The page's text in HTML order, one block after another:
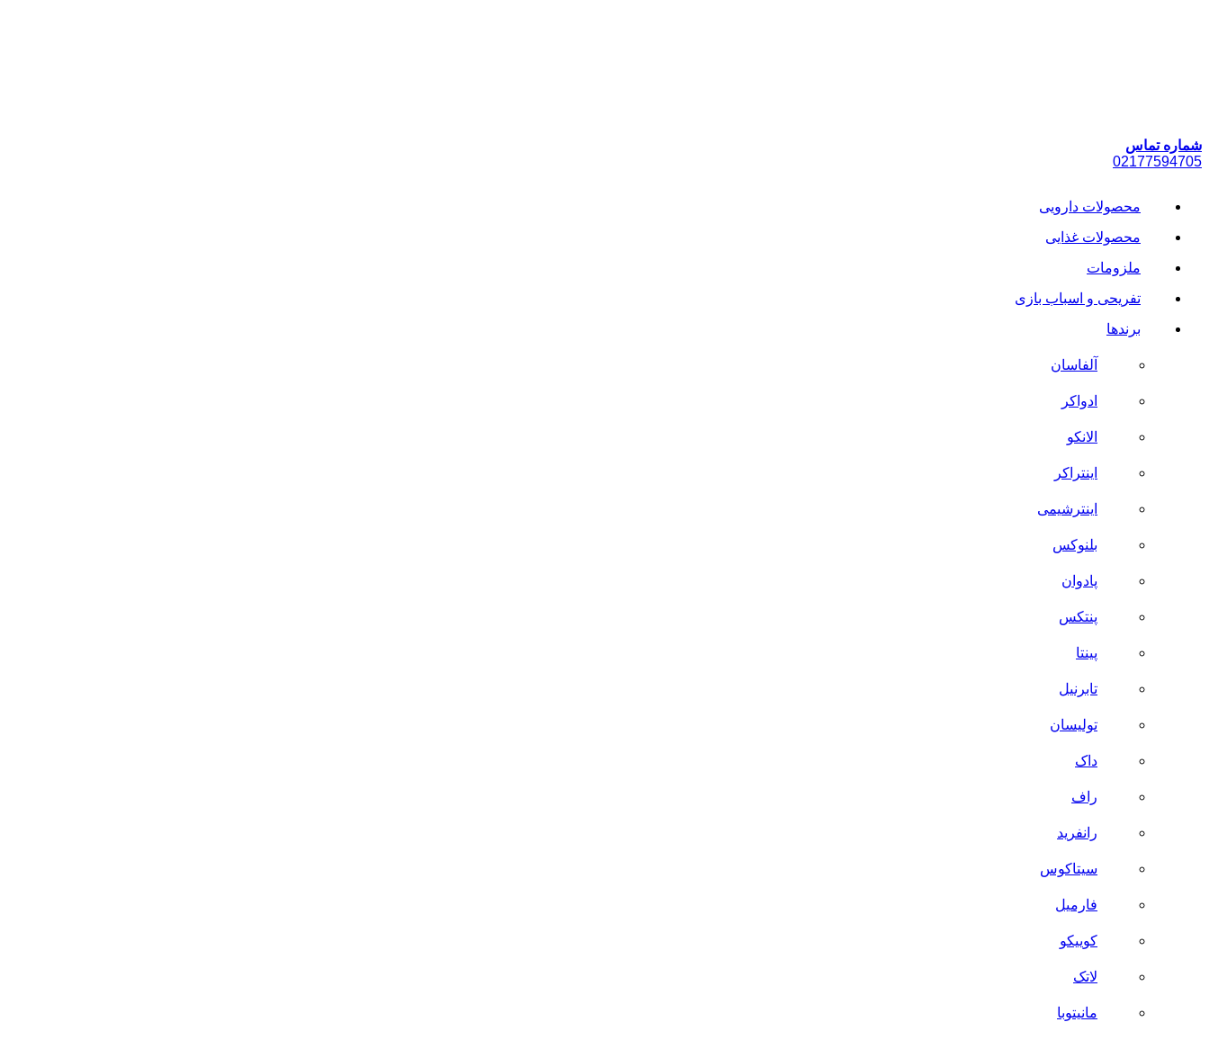
شماره تماس
02177594705
محصولات دارویی
محصولات غذایی
ملزومات
تفریحی و اسباب بازی
برندها
آلفاسان
ادواکر
الانکو
اینتراکر
اینترشیمی
بلنوکس
پادوان
پنتکس
پینتا
تابرنیل
تولیسان
داک
راف
رانفرید
سیتاکوس
فارمیل
کوییکو
لاتک
مانیتوبا